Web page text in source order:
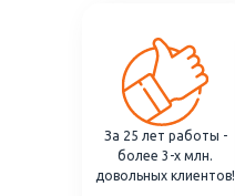
За 25 лет работы -
более 3-х млн.
довольных клиентов!